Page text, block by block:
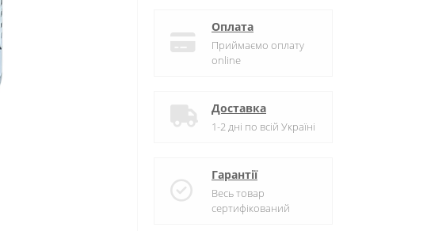
Оплата
Приймаємо оплату
online
Доставка
1-2 дні по всій Україні
Гарантії
Весь товар
сертифікований